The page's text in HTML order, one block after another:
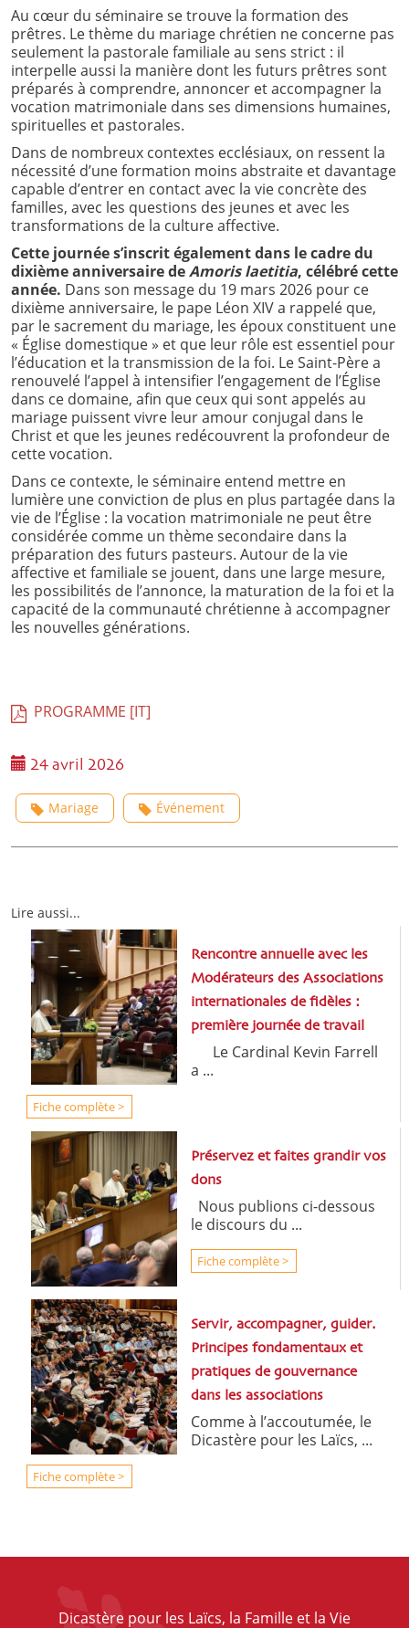
Au cœur du séminaire se trouve la formation des
prêtres. Le thème du mariage chrétien ne concerne pas
seulement la pastorale familiale au sens strict : il
interpelle aussi la manière dont les futurs prêtres sont
préparés à comprendre, annoncer et accompagner la
vocation matrimoniale dans ses dimensions humaines,
spirituelles et pastorales.
Dans de nombreux contextes ecclésiaux, on ressent la
nécessité d’une formation moins abstraite et davantage
capable d’entrer en contact avec la vie concrète des
familles, avec les questions des jeunes et avec les
transformations de la culture affective.
Cette journée s’inscrit également dans le cadre du
dixième anniversaire deAmoris laetitia, célébré cette
année. Dans son message du 19 mars 2026 pour ce
dixième anniversaire, le pape Léon XIV a rappelé que,
par le sacrement du mariage, les époux constituent une
« Église domestique » et que leur rôle est essentiel pour
l’éducation et la transmission de la foi. Le Saint-Père a
renouvelé l’appel à intensifier l’engagement de l’Église
dans ce domaine, afin que ceux qui sont appelés au
mariage puissent vivre leur amour conjugal dans le
Christ et que les jeunes redécouvrent la profondeur de
cette vocation.
Dans ce contexte, le séminaire entend mettre en
lumière une conviction de plus en plus partagée dans la
vie de l’Église : la vocation matrimoniale ne peut être
considérée comme un thème secondaire dans la
préparation des futurs pasteurs. Autour de la vie
affective et familiale se jouent, dans une large mesure,
les possibilités de l’annonce, la maturation de la foi et la
capacité de la communauté chrétienne à accompagner
les nouvelles générations.
PROGRAMME [IT]
24 avril 2026
Mariage Événement
Lire aussi...
Rencontre annuelle avec les
Modérateurs des Associations
internationales de fidèles :
première journée de travail
Le Cardinal Kevin Farrell
a ...
Fiche complète >
Préservez et faites grandir vos
dons
Nous publions ci-dessous
le discours du ...
Fiche complète >
Servir, accompagner, guider.
Principes fondamentaux et
pratiques de gouvernance
dans les associations
Comme à l’accoutumée, le
Dicastère pour les Laïcs, ...
Fiche complète >
Dicastère pour les Laïcs, la Famille et la Vie